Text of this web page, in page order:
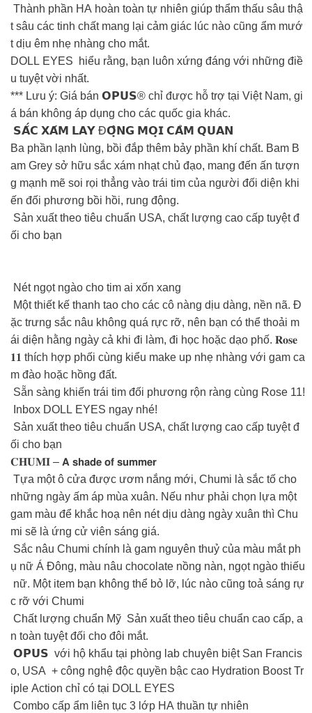
Thành phần HA hoàn toàn tự nhiên giúp thẩm thấu sâu thậ
t sâu các tinh chất mang lại cảm giác lúc nào cũng ẩm mướ
t dịu êm nhẹ nhàng cho mắt.
DOLL EYES hiểu rằng, bạn luôn xứng đáng với những điề
u tuyệt vời nhất.
*** Lưu ý: Giá bán 𝗢𝗣𝗨𝗦® chỉ được hỗ trợ tại Việt Nam, gi
á bán không áp dụng cho các quốc gia khác.
𝗦𝗔̆́𝗖 𝗫𝗔́𝗠 𝗟𝗔𝗬 Đ𝗢̣̂𝗡𝗚 𝗠𝗢̣𝗜 𝗖𝗔̉𝗠 𝗤𝗨𝗔𝗡
Ba phần lạnh lùng, bồi đắp thêm bảy phần khí chất. Bam B
am Grey sở hữu sắc xám nhạt chủ đạo, mang đến ấn tượn
g mạnh mẽ soi rọi thẳng vào trái tim của người đối diện khi
ến đối phương bồi hồi, rung động.
Sản xuất theo tiêu chuẩn USA, chất lượng cao cấp tuyệt đ
ối cho bạn
️ Nét ngọt ngào cho tim ai xốn xang
Một thiết kế thanh tao cho các cô nàng dịu dàng, nền nã. Đ
ặc trưng sắc nâu không quá rực rỡ, nên bạn có thể thoải m
ái diện hằng ngày cả khi đi làm, đi học hoặc dạo phố. 𝐑𝐨𝐬𝐞
𝟏𝟏 thích hợp phối cùng kiểu make up nhẹ nhàng với gam ca
m đào hoặc hồng đất.
Sẵn sàng khiến trái tim đối phương rộn ràng cùng Rose 11!
Inbox DOLL EYES ngay nhé!
Sản xuất theo tiêu chuẩn USA, chất lượng cao cấp tuyệt đ
ối cho bạn
𝐂𝐇𝐔𝐌𝐈 – 𝗔 𝘀𝗵𝗮𝗱𝗲 𝗼𝗳 𝘀𝘂𝗺𝗺𝗲𝗿
Tựa một ô cửa được ươm nắng mới, Chumi là sắc tố cho
những ngày ấm áp mùa xuân. Nếu như phải chọn lựa một
gam màu để khắc hoạ nên nét dịu dàng ngày xuân thì Chu
mi sẽ là ứng cử viên sáng giá.
Sắc nâu Chumi chính là gam nguyên thuỷ của màu mắt ph
ụ nữ Á Đông, màu nâu chocolate nồng nàn, ngọt ngào thiếu
nữ. Một item bạn không thể bỏ lỡ, lúc nào cũng toả sáng rự
c rỡ với Chumi
Chất lượng chuẩn Mỹ Sản xuất theo tiêu chuẩn cao cấp, a
n toàn tuyệt đối cho đôi mắt.
𝗢𝗣𝗨𝗦 với hộ khẩu tại phòng lab chuyên biệt San Francis
o, USA + công nghệ độc quyền bậc cao Hydration Boost Tr
iple Action chỉ có tại DOLL EYES
️ Combo cấp ẩm liên tục 3 lớp HA thuần tự nhiên